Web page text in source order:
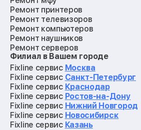
Ремонт принтеров
Ремонт телевизоров
Ремонт компьютеров
Ремонт наушников
Ремонт серверов
Ремонт мониторов
Ремонт квадрокоптеров
Ремонт электросамокатов
Ремонт материнских плат
Ремонт видеокарт
Ремонт кофемашин
Ремонт vr систем
Ремонт игровых приставок
Филиал в Вашем городе
Fixline сервис Москва
Fixline сервис Санкт-Петербург
Fixline сервис Краснодар
Fixline сервис Ростов-на-Дону
Fixline сервис Нижний Новгород
Fixline сервис Новосибирск
Fixline сервис Казань